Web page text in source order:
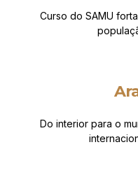
Curso do SAMU
Do interior para o